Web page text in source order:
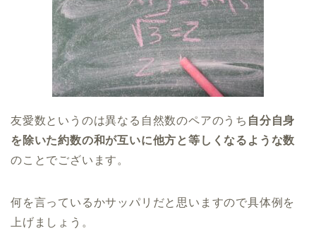
友愛数というのは異なる自然数のペアのうち 自分自身
を除いた約数の和が互いに他方と等しくなるような数
のことでございます。
何を言っているかサッパリだと思いますので具体例を
上げましょう。